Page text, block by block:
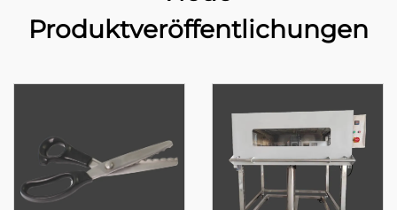
Produktveröffentlichungen